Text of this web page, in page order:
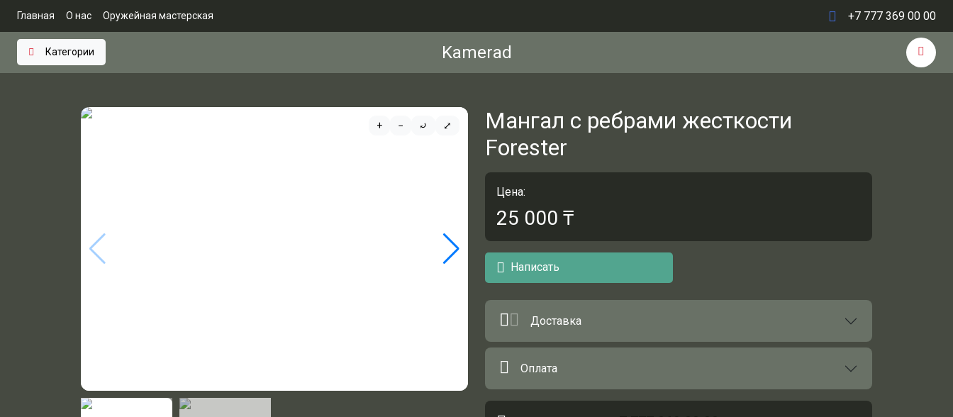
Главная О нас Оружейная мастерская +7 777 369 00 00
Категории Kamerad
+ − ⤾ ⤢
Мангал с ребрами жесткости
Forester
Цена:
25 000 ₸
Написать
Доставка
Оплата